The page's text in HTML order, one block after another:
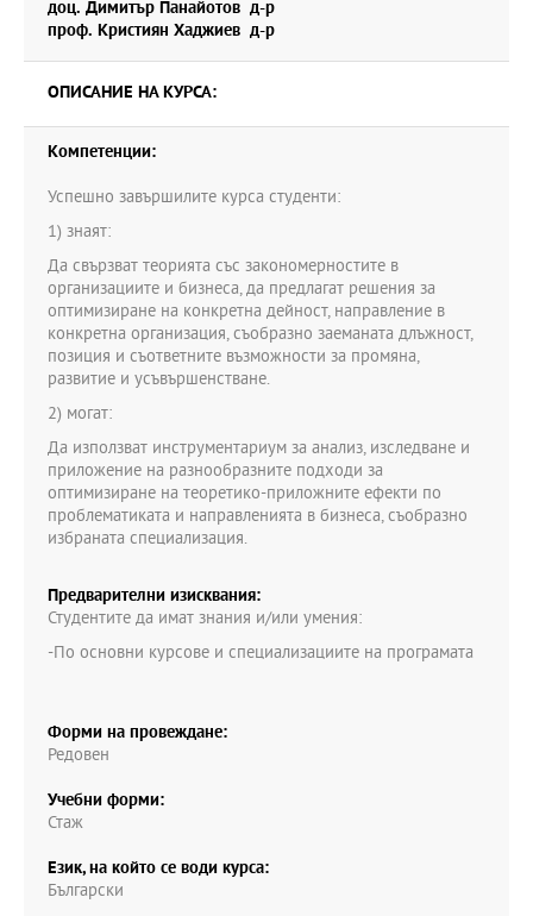
база за конкретно проучване.
доц. Димитър Панайотов д-р
проф. Кристиян Хаджиев д-р
ОПИСАНИЕ НА КУРСА:
Компетенции:
Успешно завършилите курса студенти:
1) знаят:
Да свързват теорията със закономерностите в
организациите и бизнеса, да предлагат решения за
оптимизиране на конкретна дейност, направление в
конкретна организация, съобразно заеманата длъжност,
позиция и съответните възможности за промяна,
развитие и усъвършенстване.
2) могат:
Да използват инструментариум за анализ, изследване и
приложение на разнообразните подходи за
оптимизиране на теоретико-приложните ефекти по
проблематиката и направленията в бизнеса, съобразно
избраната специализация.
Предварителни изисквания:
Студентите да имат знания и/или умения:
-По основни курсове и специализациите на програмата
Форми на провеждане:
Редовен
Учебни форми:
Стаж
Език, на който се води курса:
Български